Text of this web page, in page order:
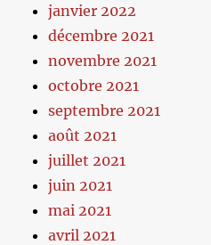
janvier 2022
décembre 2021
novembre 2021
octobre 2021
septembre 2021
août 2021
juillet 2021
juin 2021
mai 2021
avril 2021